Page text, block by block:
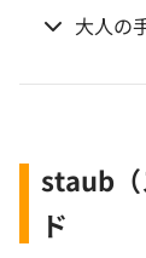
大人の
staub（
ド